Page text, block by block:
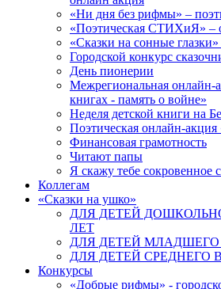
«Ни дня без рифмы» –
«Поэтическая СТИХиЯ» –
«Сказки на сонные
Городской конкурс
День пионерии
Межрегиональная онлайн-
книгах - память о войне»
Неделя детской книги на
Поэтическая онлайн-
Финансовая грамотность
Читают папы
Я скажу тебе сокровенное
Коллегам
«Сказки на ушко»
ДЛЯ ДЕТЕЙ
ЛЕТ
ДЛЯ ДЕТЕЙ МЛАДШЕГО
ДЛЯ ДЕТЕЙ СРЕДНЕГО
Конкурсы
«Добрые рифмы» -